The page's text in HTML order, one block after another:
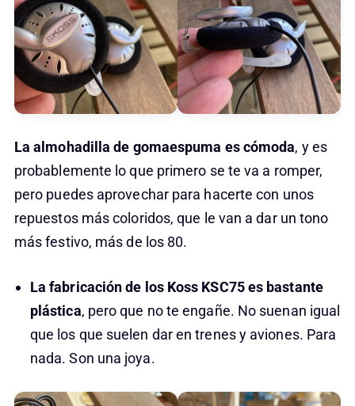
La almohadilla de gomaespuma es cómoda, y es
probablemente lo que primero se te va a romper,
pero puedes aprovechar para hacerte con unos
repuestos más coloridos, que le van a dar un tono
más festivo, más de los 80.
La fabricación de los Koss KSC75 es bastante
plástica, pero que no te engañe. No suenan igual
que los que suelen dar en trenes y aviones. Para
nada. Son una joya.